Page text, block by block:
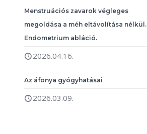
Menstruációs zavarok végleges
megoldása a méh eltávolítása nélkül.
Endometrium abláció.
2026.04.16.
Az áfonya gyógyhatásai
2026.03.09.